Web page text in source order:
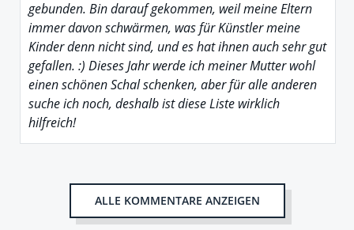
gebunden. Bin darauf gekommen, weil meine Eltern
immer davon schwärmen, was für Künstler meine
Kinder denn nicht sind, und es hat ihnen auch sehr gut
gefallen. :) Dieses Jahr werde ich meiner Mutter wohl
einen schönen Schal schenken, aber für alle anderen
suche ich noch, deshalb ist diese Liste wirklich
hilfreich!
ALLE KOMMENTARE ANZEIGEN